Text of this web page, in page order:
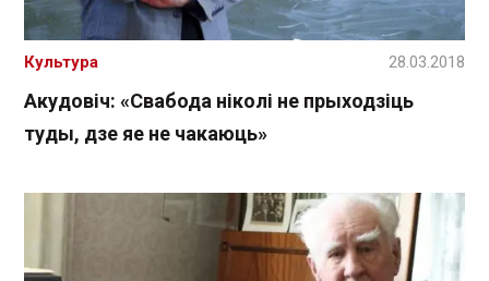
Акудовіч: «Свабода ніколі не прыходзіць
туды, дзе яе не чакаюць»
Культура 28.03.2018